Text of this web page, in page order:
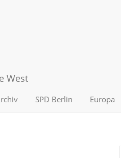
West
SPD Berlin Europa